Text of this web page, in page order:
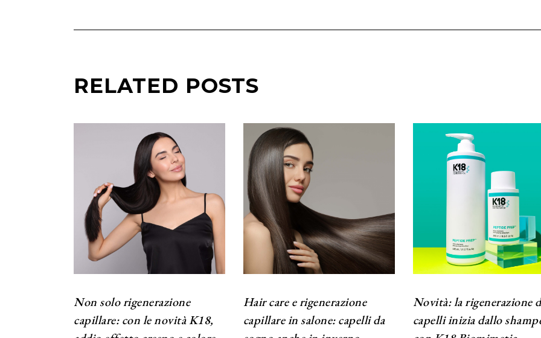
RELATED POSTS
Non solo rigenerazione
capillare: con le novità K18,
Hair care e rigenerazione
capillare in salone: capelli da
Novità: la rigenerazione
capelli inizia dallo